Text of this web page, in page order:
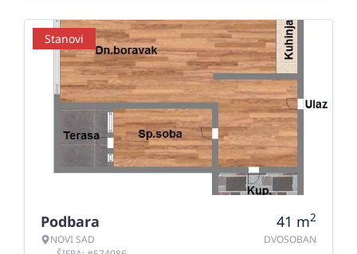
Stanovi
Podbara
NOVI SAD
41 m2
DVOSOBAN